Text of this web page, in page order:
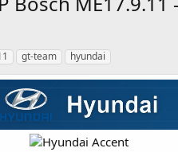
gt-team hyundai